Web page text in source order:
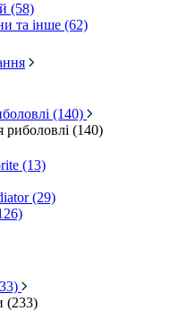
(58)
та інше (62)
(140)
риболовлі (140)
(13)
(29)
(233)